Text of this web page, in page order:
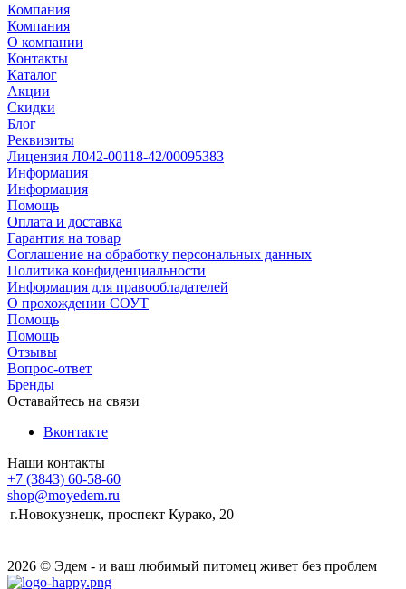
Компания
Компания
О компании
Контакты
Каталог
Акции
Скидки
Блог
Реквизиты
Лицензия Л042-00118-42/00095383
Информация
Информация
Помощь
Оплата и доставка
Гарантия на товар
Соглашение на обработку персональных данных
Политика конфиденциальности
Информация для правообладателей
О прохождении СОУТ
Помощь
Помощь
Отзывы
Вопрос-ответ
Бренды
Оставайтесь на связи
Вконтакте
Наши контакты
+7 (3843) 60-58-60
shop@moyedem.ru
г.Новокузнецк, проспект Курако, 20
2026 © Эдем - и ваш любимый питомец живет без проблем